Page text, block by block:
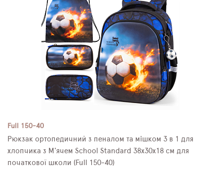
Full 150-40
Рюкзак ортопедичний з пеналом та мішком 3 в 1 для
хлопчика з М'ячем School Standard 38х30х18 см для
початкової школи (Full 150-40)